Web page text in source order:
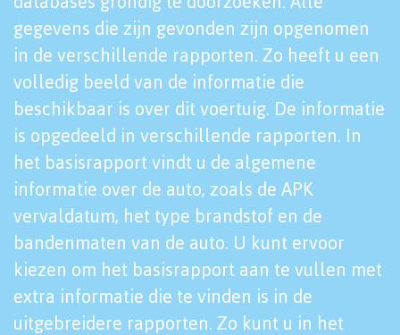
gegevens die zijn gevonden zijn opgenomen
in de verschillende rapporten. Zo heeft u een
volledig beeld van de informatie die
beschikbaar is over dit voertuig. De informatie
is opgedeeld in verschillende rapporten. In
het basisrapport vindt u de algemene
informatie over de auto, zoals de APK
vervaldatum, het type brandstof en de
bandenmaten van de auto. U kunt ervoor
kiezen om het basisrapport aan te vullen met
extra informatie die te vinden is in de
uitgebreidere rapporten. Zo kunt u in het